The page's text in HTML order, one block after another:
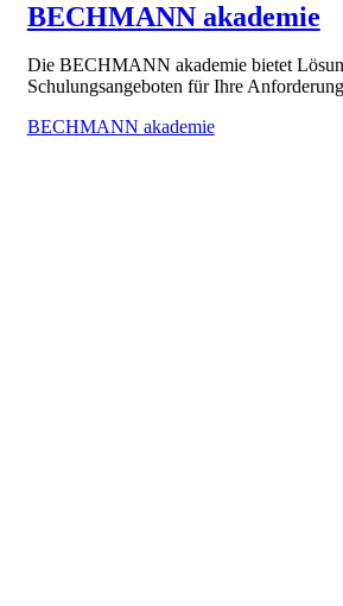
BECHMANN akademie
Die BECHMANN akademie bietet
Schulungsangeboten für Ihre
BECHMANN akademie